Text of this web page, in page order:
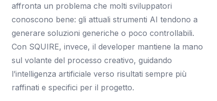
affronta un problema che molti sviluppatori
conoscono bene: gli attuali strumenti AI tendono a
generare soluzioni generiche o poco controllabili.
Con SQUIRE, invece, il developer mantiene la mano
sul volante del processo creativo, guidando
l’intelligenza artificiale verso risultati sempre più
raffinati e specifici per il progetto.